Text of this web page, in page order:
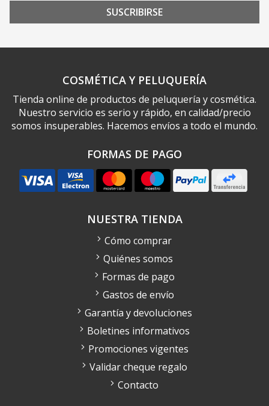
SUSCRIBIRSE
COSMÉTICA Y PELUQUERÍA
Tienda online de productos de peluquería y cosmética.
Nuestro servicio es serio y rápido, en calidad/precio
somos insuperables. Hacemos envíos a todo el mundo.
FORMAS DE PAGO
NUESTRA TIENDA
Cómo comprar
Quiénes somos
Formas de pago
Gastos de envío
Garantía y devoluciones
Boletines informativos
Promociones vigentes
Validar cheque regalo
Contacto